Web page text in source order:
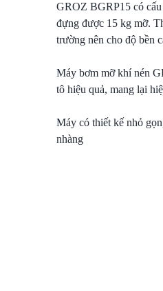
GROZ BGRP15 có
đựng được 15 kg mỡ.
trường nên cho độ bền
Máy bơm mỡ khí nén
tô hiệu quả, mang lại
Máy có thiết kế nhỏ
nhàng